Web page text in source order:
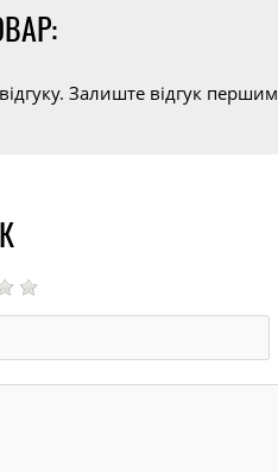
Залиште відгук першим